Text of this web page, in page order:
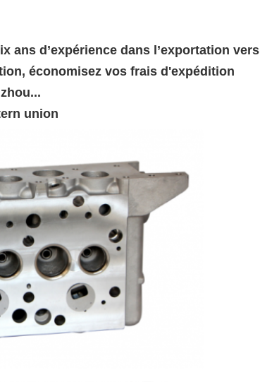
ans d’expérience dans l’exportation vers
économisez vos frais d'expédition
union